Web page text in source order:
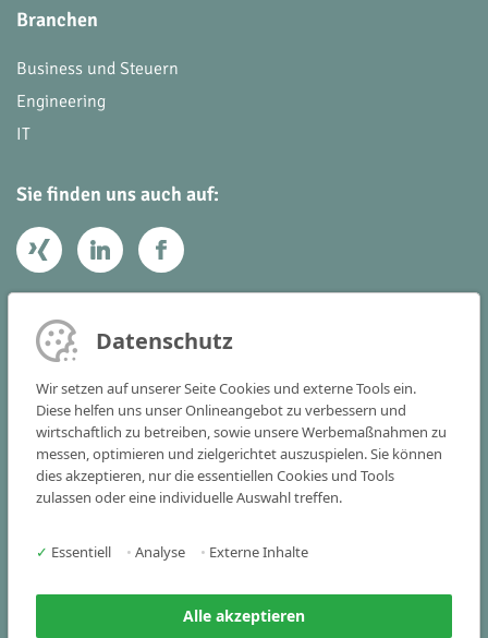
Branchen
Business und Steuern
Engineering
IT
Sie finden uns auch auf:
Ihr Kontakt zu uns
Vogelstraße 22 - 24
91301 Forchheim
Tel+49 9191 341515-0
info(at)victoria-consulting.de
Datenschutz
Wir setzen auf unserer Seite Cookies und externe Tools ein.
Diese helfen uns unser Onlineangebot zu verbessern und
wirtschaftlich zu betreiben, sowie unsere Werbemaßnahmen zu
messen, optimieren und zielgerichtet auszuspielen. Sie können
dies akzeptieren, nur die essentiellen Cookies und Tools
zulassen oder eine individuelle Auswahl treffen.
✓ Essentiell • Analyse • Externe Inhalte
Alle akzeptieren